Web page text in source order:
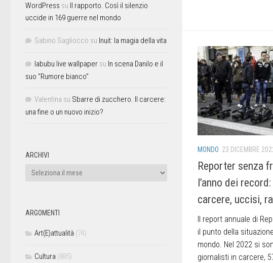
MONDO 23 DICEMBRE
Reporter senza
l’anno dei
carcere, uccisi,
Il report annuale di
il punto della
mondo. Nel 2022 si
giornalisti in carcere,
WordPress su Il rapporto. Così il silenzio
uccide in 169 guerre nel mondo
Sabino Sagliocco su Inuit: la magia della vita
labubu live wallpaper su In scena Danilo e il
suo “Rumore bianco”
Valentina su Sbarre di zucchero. Il carcere:
una fine o un nuovo inizio?
ARCHIVI
ARGOMENTI
Art(E)attualità (74)
Cultura (885)